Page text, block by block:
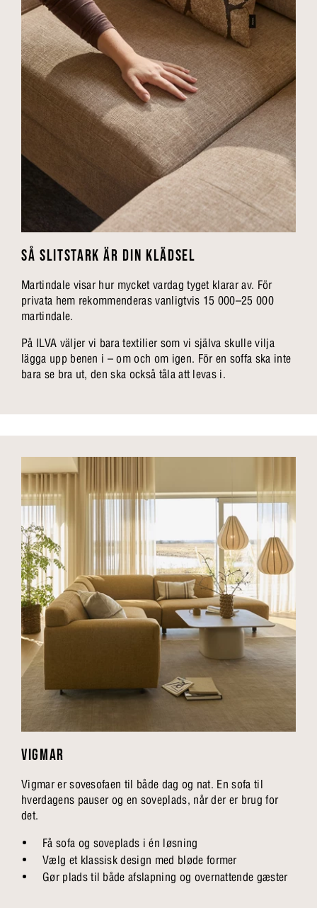
SÅ SLITSTARK ÄR DIN KLÄDSEL
Martindale visar hur mycket vardag tyget klarar av. För
privata hem rekommenderas vanligtvis 15 000–25 000
martindale.
På ILVA väljer vi bara textilier som vi själva skulle vilja
lägga upp benen i – om och om igen. För en soffa ska inte
bara se bra ut, den ska också tåla att levas i.
VIGMAR
Vigmar er sovesofaen til både dag og nat. En sofa til
hverdagens pauser og en soveplads, når der er brug for
det.
Få sofa og soveplads i én løsning
Vælg et klassisk design med bløde former
Gør plads til både afslapning og overnattende gæster